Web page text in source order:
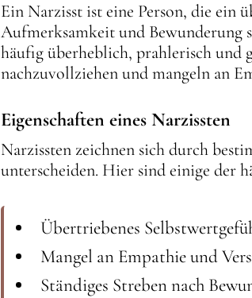
Ein Narzisst ist eine Person, die ein
Aufmerksamkeit und Bewunderung
häufig überheblich, prahlerisch und
nachzuvollziehen und mangeln an
Eigenschaften eines Narzissten
Narzissten zeichnen sich durch
unterscheiden. Hier sind einige der
Übertriebenes
Mangel an Empathie und
Ständiges Streben nach